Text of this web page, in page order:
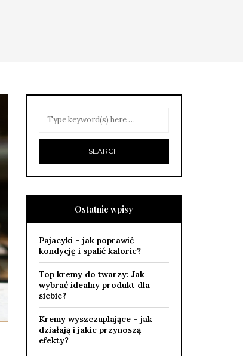
Ostatnie wpisy
Pajacyki – jak poprawić
kondycję i spalić kalorie?
Top kremy do twarzy: Jak
wybrać idealny produkt dla
siebie?
Kremy wyszczuplające – jak
działają i jakie przynoszą
efekty?